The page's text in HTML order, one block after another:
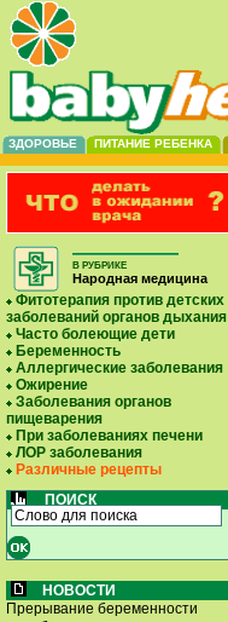
ЗДОРОВЬЕ ПИТАНИЕ РЕБЕНКА
В РУБРИКЕ
Народная медицина
Фитотерапия против детских
заболеваний органов дыхания
Часто болеющие дети
Беременность
Аллергические заболевания
Ожирение
Заболевания органов
пищеварения
При заболеваниях печени
ЛОР заболевания
Различные рецепты
ПОИСК
НОВОСТИ
Прерывание беременности